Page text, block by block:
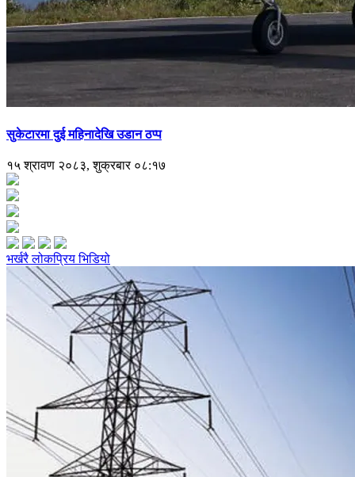
सुकेटारमा दुई महिनादेखि उडान ठप्प
१५ श्रावण २०८३, शुक्रबार ०८:१७
भर्खरैलोकप्रियभिडियो